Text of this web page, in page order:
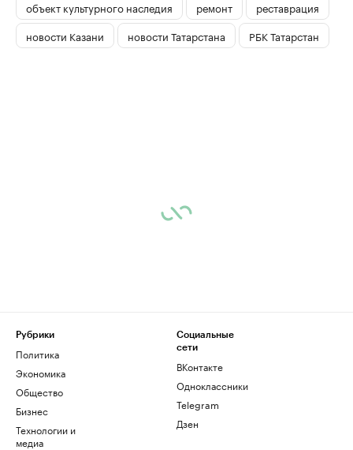
объект культурного наследия
ремонт
реставрация
новости Казани
новости Татарстана РБК Татарстан
Рубрики
Политика
Экономика
Общество
Бизнес
Технологии и
медиа
Социальные
сети
ВКонтакте
Одноклассники
Telegram
Дзен